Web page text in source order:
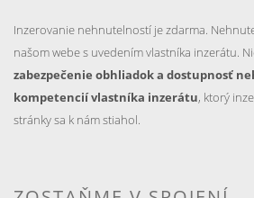
Inzerovanie nehnutelností je zdarma.
našom webe s uvedením vlastníka inzerátu.
zabezpečenie obhliadok a dostupnosť
kompetencií vlastníka inzerátu, ktorý
stránky sa k nám stiahol.